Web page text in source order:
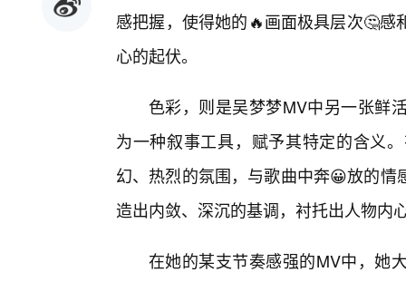
感把握，使得她的🔥画面极具层次🤔
心的起伏。
色彩，则是吴梦梦MV中另一张鲜
为一种叙事工具，赋予其特定的含义
幻、热烈的氛围，与歌曲中奔😀放的
造出内敛、深沉的基调，衬托出人物内
在她的某支节奏感强的MV中，她